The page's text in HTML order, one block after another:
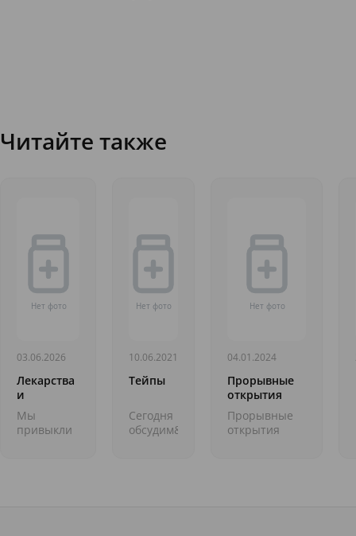
Читайте также
03.06.2026
Лекарства
и
продукты:
учимся
сочетать
Мы
привыкли
10.06.2021
Тейпы
Cегодня
обсудим&nbsp;
04.01.2024
Прорывные
открытия
2023 года.
Выдающиеся
медицинские
Прорывные
открытия